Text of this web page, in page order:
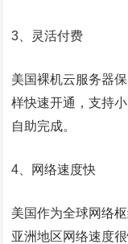
3、灵活付费
美国裸机云服务器
样快速开通，支持
自助完成。
4、网络速度快
美国作为全球网络
亚洲地区网络速度